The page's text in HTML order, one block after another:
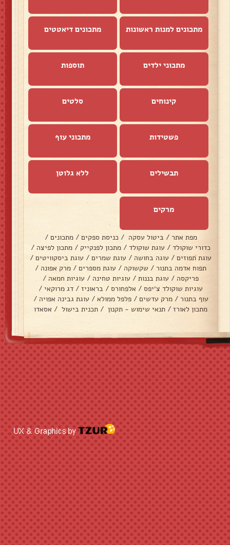
מתכונים למנות ראשונות מתכונים דיאטטים
מתכוני ילדים תוספות
קינוחים סלטים
פשטידות מתכוני עוף
תבשילים ללא גלוטן
מרקים
מפת אתר / ביטול עסקה / כניסת ספקים / מתכונים /
כדורי שוקולד / עוגת שוקולד / מתכון לפנקייק / מתכון לפיצה /
עוגת תפוזים / עוגה בחושה / עוגת שמרים / עוגת ביסקוויטים /
תפוח אדמה בתנור / שקשוקה / עוגת מספרים / מרק אפונה /
פריקסה / עוגת בננות / עוגיות טחינה / עוגיות חמאה /
עוגיות שוקולד צ׳יפס / אלפחורס / בראוניז / דג מרוקאי /
עוף בתנור / מרק עדשים / פלפל ממולא / עוגת גבינה אפויה /
מתכון לאורז / תנאי שימוש - תקנון / תכנית בישול / אסאדו